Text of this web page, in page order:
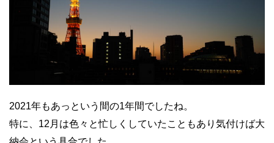
2021年もあっという間の1年間でしたね。
特に、12月は色々と忙しくしていたこともあり気付けば大